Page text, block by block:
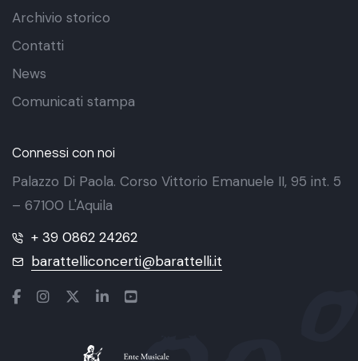
Archivio storico
Contatti
News
Comunicati stampa
Connessi con noi
Palazzo Di Paola. Corso Vittorio Emanuele II, 95 int. 5
– 67100 L'Aquila
+ 39 0862 24262
barattelliconcerti@barattelli.it